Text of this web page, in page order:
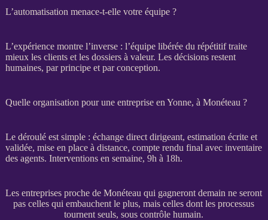
L’automatisation menace-t-elle votre équipe ?
L’expérience montre l’inverse : l’équipe libérée du répétitif traite
mieux les clients et les dossiers à valeur. Les décisions restent
humaines, par principe et par conception.
Quelle organisation pour une entreprise en Yonne, à Monéteau ?
Le déroulé est simple : échange direct dirigeant, estimation écrite et
validée, mise en place à distance, compte rendu final avec inventaire
des agents. Interventions en semaine, 9h à 18h.
Les entreprises proche de Monéteau qui gagneront demain ne seront
pas celles qui embauchent le plus, mais celles dont les processus
tournent seuls, sous contrôle humain.